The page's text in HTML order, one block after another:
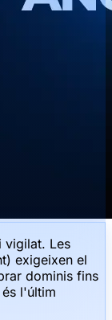
vigilat. Les
exigeixen el
dominis fins
l'últim